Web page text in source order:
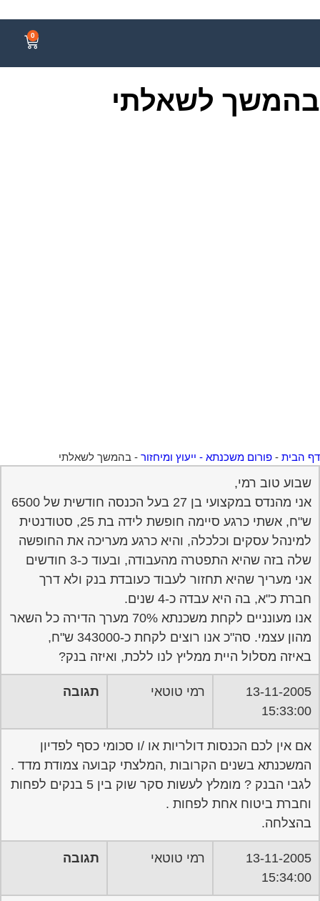
0
לשאלתי
הבית- פורום משכנתא - ייעוץ ומיחזור- בהמשך לשאלתי
שבוע טוב רמי,
אני מהנדס במקצועי בן 27 בעל הכנסה חודשית של 6500
ש"ח, אשתי כרגע סיימה חופשת לידה בת 25, סטודנטית
למינהל עסקים וכלכלה, והיא כרגע מעריכה את החופשה
שלה בזה שהיא התפטרה מהעבודה, ובעוד כ-3 חודשים
אני מעריך שהיא תחזור לעבוד כעובדת בנק ולא דרך
חברת כ"א, בה היא עבדה כ-4 שנים.
אנו מעונניים לקחת משכנתא 70% מערך הדירה כל השאר
מהון עצמי. סה"כ אנו רוצים לקחת כ-343000 ש"ח,
באיזה מסלול היית ממליץ לנו ללכת, ואיזה בנק?
13-11-2005
15:33:00
רמי טוטאי תגובה
אם אין לכם הכנסות דולריות או /ו סכומי כסף לפדיון
המשכנתא בשנים הקרובות ,המלצתי קבועה צמודת מדד .
לגבי הבנק ? מומלץ לעשות סקר שוק בין 5 בנקים לפחות
וחברת ביטוח אחת לפחות .
בהצלחה.
13-11-2005
15:34:00
רמי טוטאי תגובה